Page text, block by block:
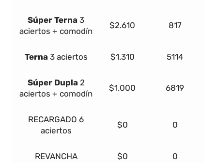
Súper Terna 3
aciertos + comodín
$2.610 817
Terna 3 aciertos $1.310 5114
Súper Dupla 2
aciertos + comodín
$1.000 6819
RECARGADO 6
aciertos
$0 0
REVANCHA $0 0